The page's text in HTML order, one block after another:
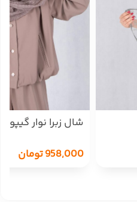
شال زبرا نوار گیپور
958,000تومان